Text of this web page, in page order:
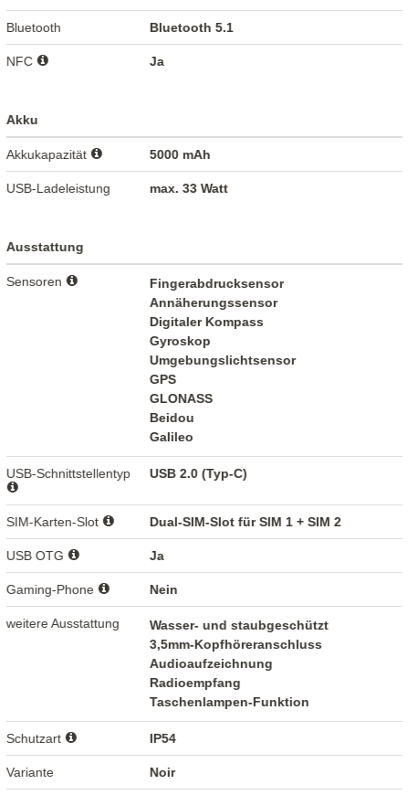
Bluetooth Bluetooth 5.1
NFC Ja
Akku
Akkukapazität 5000 mAh
USB-Ladeleistung max. 33 Watt
Ausstattung
Sensoren
Fingerabdrucksensor
Annäherungssensor
Digitaler Kompass
Gyroskop
Umgebungslichtsensor
GPS
GLONASS
Beidou
Galileo
USB-Schnittstellentyp USB 2.0 (Typ-C)
SIM-Karten-Slot Dual-SIM-Slot für SIM 1 + SIM 2
USB OTG Ja
Gaming-Phone Nein
weitere Ausstattung
Wasser- und staubgeschützt
3,5mm-Kopfhöreranschluss
Audioaufzeichnung
Radioempfang
Taschenlampen-Funktion
Schutzart IP54
Variante Noir